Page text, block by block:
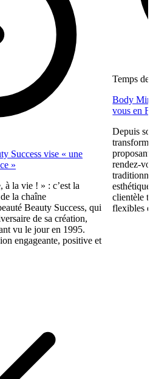
Success vise « une
»
à la vie ! » : c’est la
la chaîne
Beauty Success, qui
de sa création,
vu le jour en 1995.
engageante, positive et
Temps de
Body
vous en
Depuis
proposant
rendez-
clientèle
flexibles